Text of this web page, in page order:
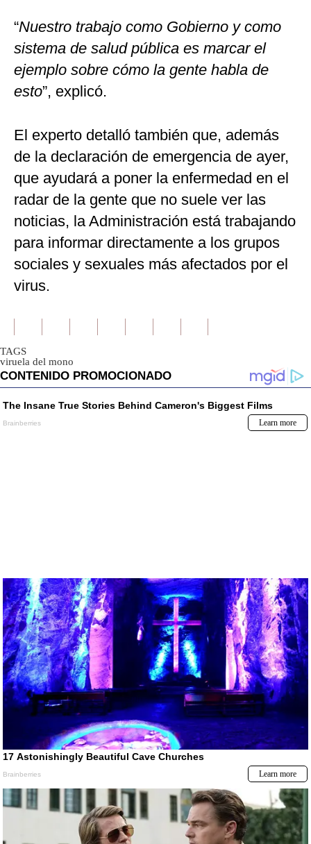
“Nuestro trabajo como Gobierno y como
sistema de salud pública es marcar el
ejemplo sobre cómo la gente habla de
esto”, explicó.
El experto detalló también que, además
de la declaración de emergencia de ayer,
que ayudará a poner la enfermedad en el
radar de la gente que no suele ver las
noticias, la Administración está trabajando
para informar directamente a los grupos
sociales y sexuales más afectados por el
virus.
TAGS
viruela del mono